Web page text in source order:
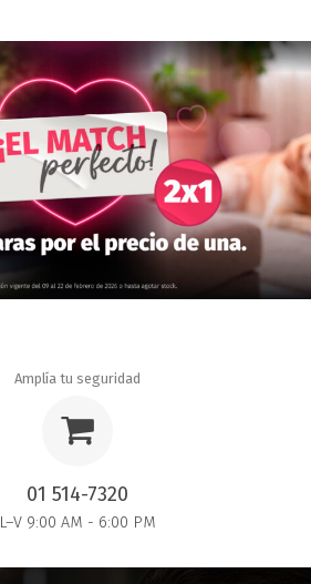
Amplía tu seguridad
01 514-7320
L–V 9:00 AM - 6:00 PM